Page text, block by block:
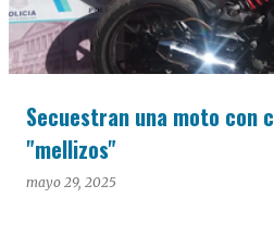
Secuestran una moto con
"mellizos"
mayo 29, 2025